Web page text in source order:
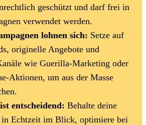
geschützt und darf frei in
verwendet werden.
lohnen sich: Setze auf
originelle Angebote und
wie Guerilla-Marketing oder
Aktionen, um aus der Masse
entscheidend: Behalte deine
in Echtzeit im Blick, optimiere bei